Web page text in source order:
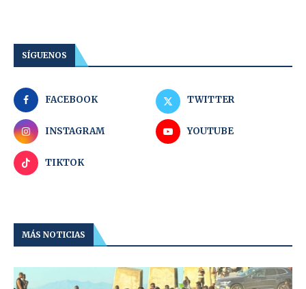
SÍGUENOS
FACEBOOK TWITTER
INSTAGRAM YOUTUBE
TIKTOK
MÁS NOTICIAS